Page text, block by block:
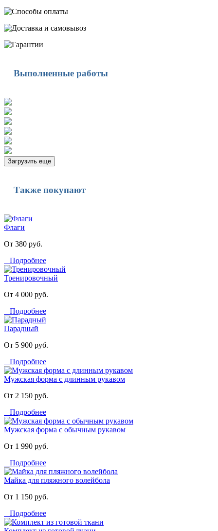
Выполненные работы
Загрузить еще
Также покупают
Флаги
От 380 руб.
Подробнее
Тренировочный
От 4 000 руб.
Подробнее
Парадный
От 5 900 руб.
Подробнее
Мужская форма с длинным рукавом
От 2 150 руб.
Подробнее
Мужская форма с обычным рукавом
От 1 990 руб.
Подробнее
Майка для пляжного волейбола
От 1 150 руб.
Подробнее